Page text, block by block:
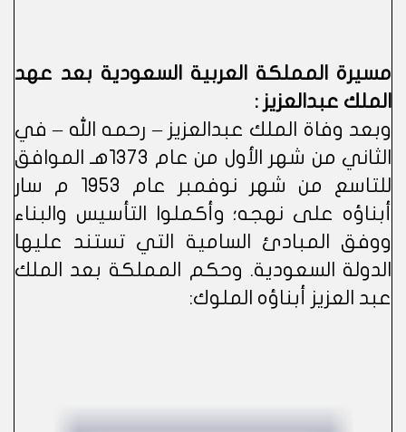
مسيرة المملكة العربية السعودية بعد عهد
الملك عبدالعزيز :
وبعد وفاة الملك عبدالعزيز – رحمه الله – في
الثاني من شهر الأول من عام 1373هـ الموافق
للتاسع من شهر نوفمبر عام 1953 م سار
أبناؤه على نهجه؛ وأكملوا التأسيس والبناء
ووفق المبادئ السامية التي تستند عليها
الدولة السعودية. وحكم المملكة بعد الملك
عبد العزيز أبناؤه الملوك: